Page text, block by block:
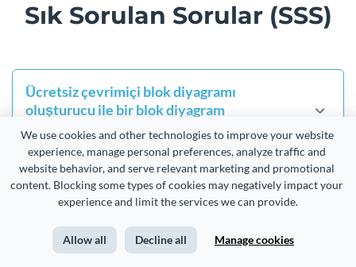
We use cookies and other technologies to improve your website
experience, manage personal preferences, analyze traffic and
website behavior, and serve relevant marketing and promotional
content. Blocking some types of cookies may negatively impact your
experience and limit the services we can provide.
Allow all Decline all Manage cookies
Sık Sorulan Sorular (SSS)
Ücretsiz çevrimiçi blok diyagramı
oluşturucu ile bir blok diyagram
oluşturmanın maliyeti nedir?
Visme ile çevrimiçi olarak ücretsiz blok diyagramları
oluşturabilirsiniz. Herhangi bir projeye blok diyagram
ekleyebilir veya kendi başına bir tane oluşturabilirsiniz.
Diyagramınızı tek bir tıklamayla bir JPEG resim dosyası
olarak indirin. PNG, PDF, GIF veya HTML olarak